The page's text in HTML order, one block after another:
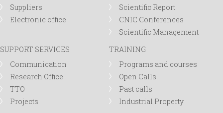
Suppliers
Electronic office
Scientific Report
CNIC Conferences
Scientific Management
SUPPORT SERVICES
Communication
Research Office
TTO
Projects
TRAINING
Programs and courses
Open Calls
Past calls
Industrial Property